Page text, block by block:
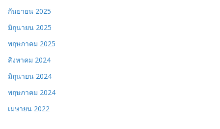
กันยายน 2025
มิถุนายน 2025
พฤษภาคม 2025
สิงหาคม 2024
มิถุนายน 2024
พฤษภาคม 2024
เมษายน 2022